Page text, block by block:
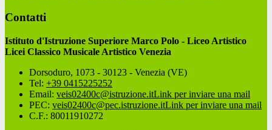
Contatti
Istituto d'Istruzione Superiore Marco Polo - Liceo Artistico
Licei Classico Musicale Artistico Venezia
Dorsoduro, 1073 - 30123 - Venezia (VE)
Tel: +39 0415225252
Email: veis02400c@istruzione.itLink per inviare una mail
PEC: veis02400c@pec.istruzione.itLink per inviare una mail
C.F.: 80011910272